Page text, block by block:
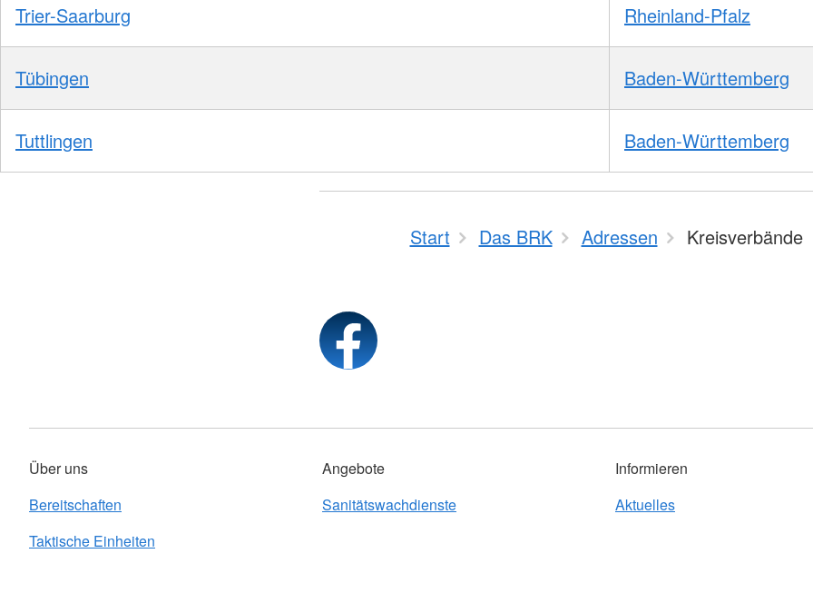
Trier-Saarburg Rheinland-Pfalz
Tübingen Baden-Württemberg
Tuttlingen Baden-Württemberg
Start Das BRK Adressen Kreisverbände
Über uns
Bereitschaften
Taktische Einheiten
Angebote
Sanitätswachdienste
Informieren
Aktuelles